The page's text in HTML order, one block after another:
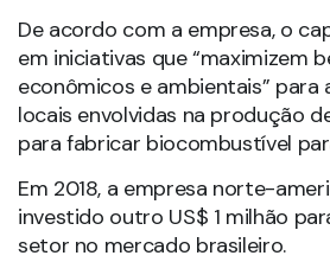
De acordo com a empresa, o
em iniciativas que “maximizem
econômicos e ambientais” para
locais envolvidas na produção
para fabricar biocombustível
Em 2018, a empresa norte-
investido outro US$ 1 milhão
setor no mercado brasileiro.